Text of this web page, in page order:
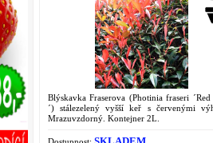
Blýskavka Fraserova (Photinia fraseri
´) stálezelený vyšší keř s červenými
Mrazuvzdorný. Kontejner 2L.